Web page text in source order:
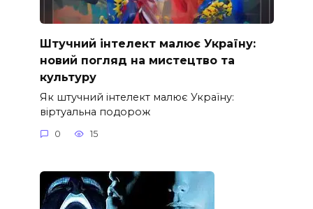
Штучний інтелект малює Україну:
новий погляд на мистецтво та
культуру
Як штучний інтелект малює Україну:
віртуальна подорож
0 15